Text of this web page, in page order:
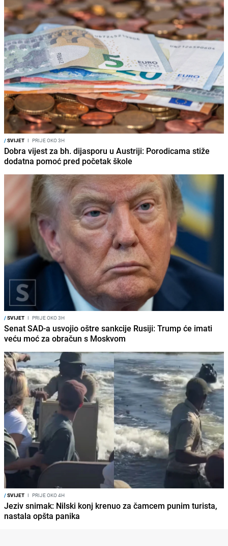
/SVIJET I PRIJE OKO 3H
Dobra vijest za bh. dijasporu u Austriji: Porodicama stiže
dodatna pomoć pred početak škole
/SVIJET I PRIJE OKO 3H
Senat SAD-a usvojio oštre sankcije Rusiji: Trump će imati
veću moć za obračun s Moskvom
/SVIJET I PRIJE OKO 4H
Jeziv snimak: Nilski konj krenuo za čamcem punim turista,
nastala opšta panika